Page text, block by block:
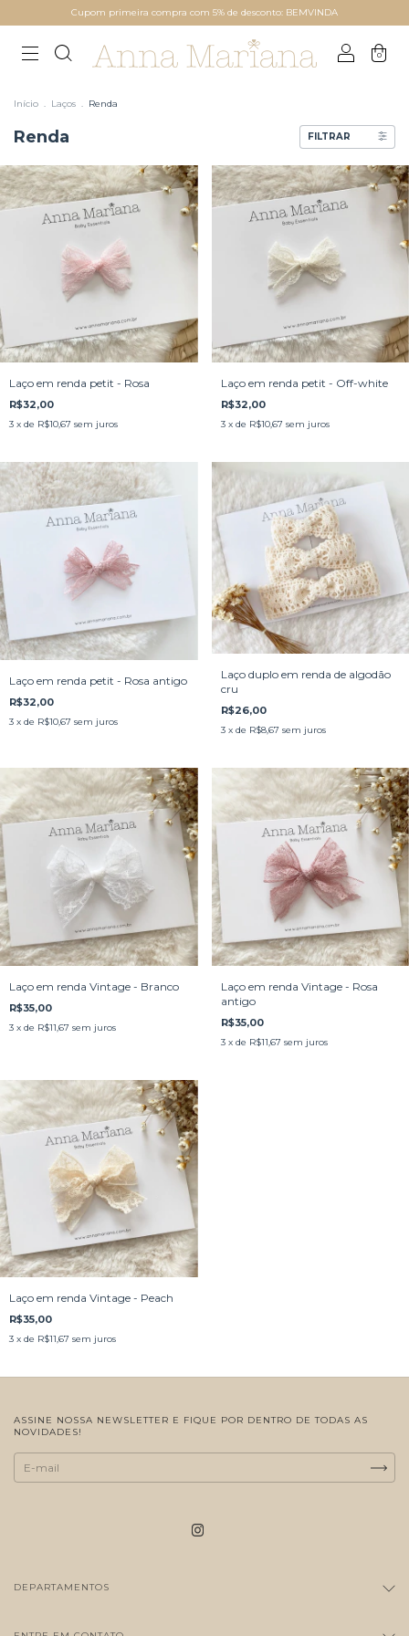
Cupom primeira compra com 5% de desconto: BEMVINDA
0
Início . Laços . Renda
Renda FILTRAR
Laço em renda petit - Rosa
R$32,00
3 x de R$10,67 sem juros
Laço em renda petit - Off-white
R$32,00
3 x de R$10,67 sem juros
Laço em renda petit - Rosa antigo
R$32,00
3 x de R$10,67 sem juros
Laço duplo em renda de algodão
cru
R$26,00
3 x de R$8,67 sem juros
Laço em renda Vintage - Branco
R$35,00
3 x de R$11,67 sem juros
Laço em renda Vintage - Rosa
antigo
R$35,00
3 x de R$11,67 sem juros
Laço em renda Vintage - Peach
R$35,00
3 x de R$11,67 sem juros
ASSINE NOSSA NEWSLETTER E FIQUE POR DENTRO DE TODAS AS
NOVIDADES!
DEPARTAMENTOS